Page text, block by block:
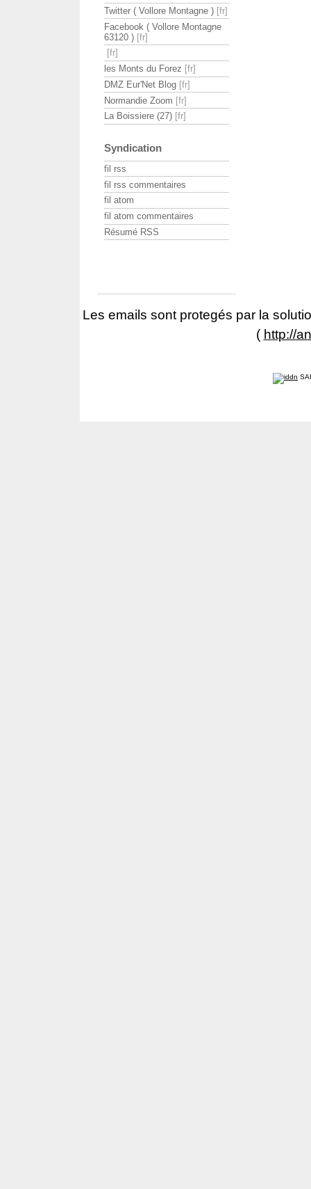
Twitter ( Vollore Montagne )
Facebook ( Vollore Montagne
63120 )
les Monts du Forez
DMZ Eur'Net Blog
Normandie Zoom
La Boissiere (27)
Syndication
fil rss
fil rss commentaires
fil atom
fil atom commentaires
Résumé RSS
Les emails sont protegés par la
( http://